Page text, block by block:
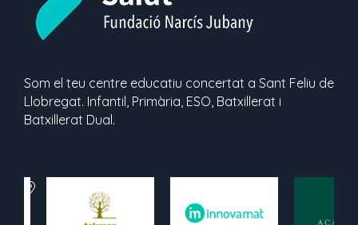
Som el teu centre educatiu concertat a Sant Feliu de
Llobregat. Infantil, Primària, ESO, Batxillerat i
Batxillerat Dual.